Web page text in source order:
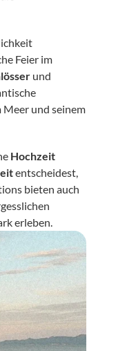
Feier im
Meer und seinem
Hochzeit
entscheidest,
bieten auch
erleben.